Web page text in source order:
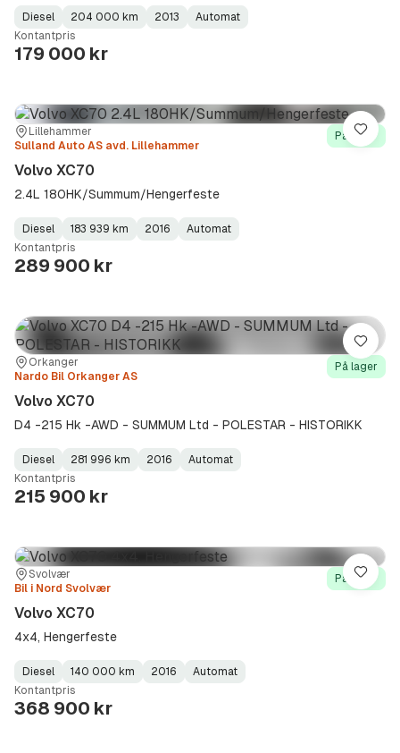
Fuel
Type:
Diesel
Kilometerstand:
204 000 km
Model
Year:
2013
Gearbox
Type:
Automat
Kontantpris
179 000 kr
Sted:Lillehammer
Forhandler:
Sulland Auto AS avd. Lillehammer
På lager
Volvo XC70
2.4L 180HK/Summum/Hengerfeste
Fuel
Type:
Diesel
Kilometerstand:
183 939 km
Model
Year:
2016
Gearbox
Type:
Automat
Kontantpris
289 900 kr
Lagre
Sted:
Orkanger
Forhandler:
Nardo Bil Orkanger AS
På lager
Volvo XC70
D4 -215 Hk -AWD - SUMMUM Ltd - POLESTAR - HISTORIKK
Fuel
Type:
Diesel
Kilometerstand:
281 996 km
Model
Year:
2016
Gearbox
Type:
Automat
Kontantpris
215 900 kr
Lagre
Sted:
Svolvær
Forhandler:
Bil i Nord Svolvær
På lager
Volvo XC70
4x4, Hengerfeste
Fuel
Type:
Diesel
Kilometerstand :
140 000 km
Model
Year:
2016
Gearbox
Type:
Automat
Kontantpris
368 900 kr
Lagre